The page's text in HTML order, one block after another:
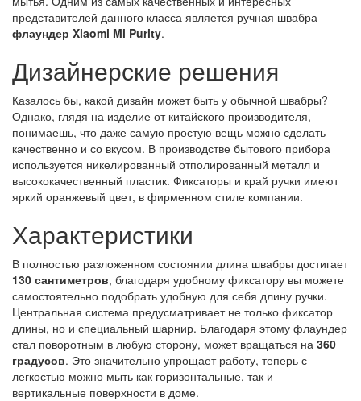
представителей данного класса является ручная швабра -
флаундер Xiaomi Mi Purity.
Дизайнерские решения
Казалось бы, какой дизайн может быть у обычной швабры?
Однако, глядя на изделие от китайского производителя,
понимаешь, что даже самую простую вещь можно сделать
качественно и со вкусом. В производстве бытового прибора
используется никелированный отполированный металл и
высококачественный пластик. Фиксаторы и край ручки имеют
яркий оранжевый цвет, в фирменном стиле компании.
Характеристики
В полностью разложенном состоянии длина швабры достигает
130 сантиметров, благодаря удобному фиксатору вы можете
самостоятельно подобрать удобную для себя длину ручки.
Центральная система предусматривает не только фиксатор
длины, но и специальный шарнир. Благодаря этому флаундер
стал поворотным в любую сторону, может вращаться на 360
градусов. Это значительно упрощает работу, теперь с
легкостью можно мыть как горизонтальные, так и
вертикальные поверхности в доме.